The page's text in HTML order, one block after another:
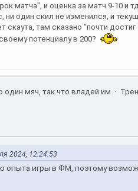
матча", и оценка за матч 9-10 и
один скил не изменился, и
скаута, там сказано "почти
потенциалу в 200?
один мяч, так что владей им
2024, 12:24:53
опыта игры в ФМ, поэтому